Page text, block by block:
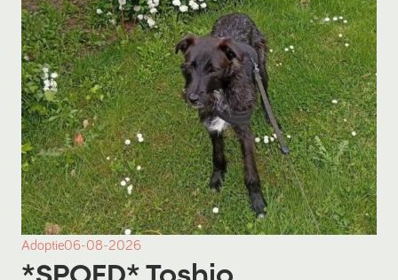
Adoptie06-08-2026